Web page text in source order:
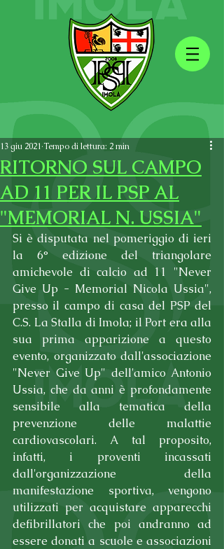
RITORNO SUL CAMPO
AD 11 PER IL PSP AL
"MEMORIAL N. USSIA"
13 giu 2021 Tempo di lettura: 2 min
Si è disputata nel pomeriggio di ieri
la 6° edizione del triangolare
amichevole di calcio ad 11 "Never
Give Up - Memorial Nicola Ussia",
presso il campo di casa del PSP del
C.S. La Stalla di Imola; il Port era alla
sua prima apparizione a questo
evento, organizzato dall'associazione
"Never Give Up" dell'amico Antonio
Ussia, che da anni è profondamente
sensibile alla tematica della
prevenzione delle malattie
cardiovascolari. A tal proposito,
infatti, i proventi incassati
dall'organizzazione della
manifestazione sportiva, vengono
utilizzati per acquistare apparecchi
defibrillatori che poi andranno ad
essere donati a scuole e associazioni